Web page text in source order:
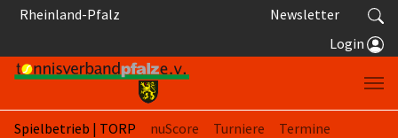
Springe zum Seiteninhalt
Rheinland-Pfalz
Newsletter
Login
Spielbetrieb | TORP nuScore Turniere
Termine